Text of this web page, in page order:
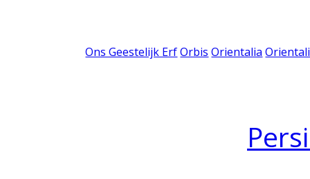
Ons Geestelijk Erf Orbis Orientalia